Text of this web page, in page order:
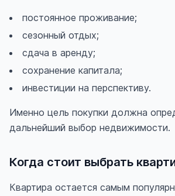
постоянное проживание;
сезонный отдых;
сдача в аренду;
сохранение капитала;
инвестиции на перспективу.
Именно цель покупки должна
дальнейший выбор недвижимости.
Когда стоит выбрать
Квартира остается самым